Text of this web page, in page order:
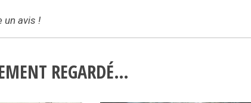
un avis !
REGARDÉ…